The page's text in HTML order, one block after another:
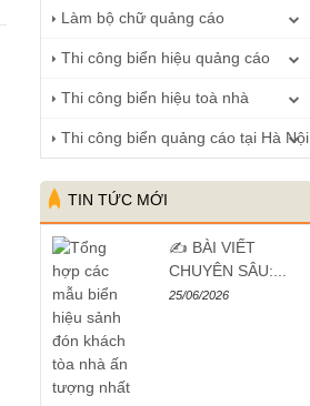
Làm bộ chữ quảng cáo
Thi công biển hiệu quảng cáo
Thi công biển hiệu toà nhà
Thi công biển quảng cáo tại Hà Nội
TIN TỨC MỚI
✍️ BÀI VIẾT
CHUYÊN SÂU:...
25/06/2026